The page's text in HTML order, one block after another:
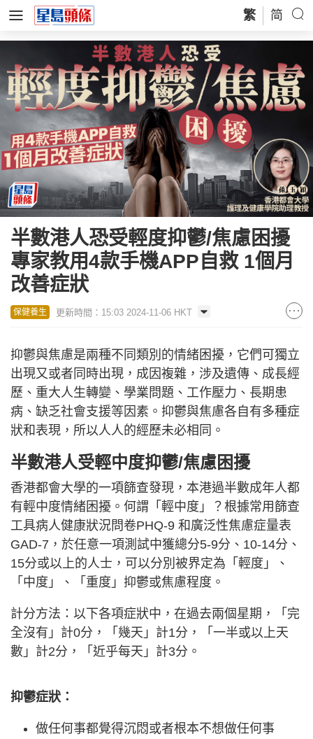
繁 简
半數港人恐受輕度抑鬱/焦慮困擾
專家教用4款手機APP自救 1個月
改善症狀
保健養生 更新時間：15:03 2024-11-06 HKT
抑鬱與焦慮是兩種不同類別的情緒困擾，它們可獨立
出現又或者同時出現，成因複雜，涉及遺傳、成長經
歷、重大人生轉變、學業問題、工作壓力、長期患
病、缺乏社會支援等因素。抑鬱與焦慮各自有多種症
狀和表現，所以人人的經歷未必相同。
半數港人受輕中度抑鬱/焦慮困擾
香港都會大學的一項篩查發現，本港過半數成年人都
有輕中度情緒困擾。何謂「輕中度」？根據常用篩查
工具病人健康狀況問卷PHQ-9 和廣泛性焦慮症量表
GAD-7，於任意一項測試中獲總分5-9分、10-14分、
15分或以上的人士，可以分別被界定為「輕度」、
「中度」、「重度」抑鬱或焦慮程度。
計分方法：以下各項症狀中，在過去兩個星期，「完
全沒有」計0分，「幾天」計1分，「一半或以上天
數」計2分，「近乎每天」計3分。
抑鬱症狀：
做任何事都覺得沉悶或者根本不想做任何事